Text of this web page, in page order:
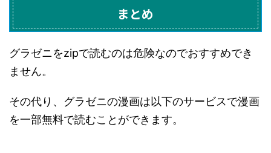
まとめ
グラゼニをzipで読むのは危険なのでおすすめでき
ません。
その代り、グラゼニの漫画は以下のサービスで漫画
を一部無料で読むことができます。